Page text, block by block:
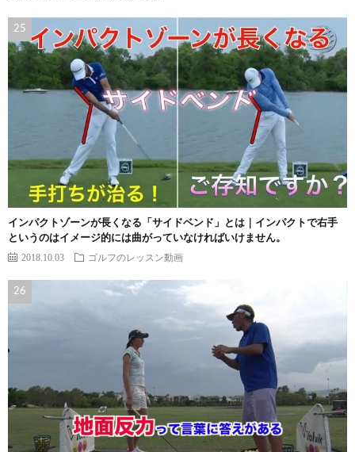
インパクトゾーンが長くなる「サイドベンド」とは｜インパクトで右手
というのはイメージ的には曲がっていなければいけません。
2018.10.03 ゴルフのレッスン動画